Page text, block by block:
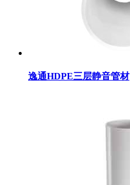
逸通HDPE三层静音管材